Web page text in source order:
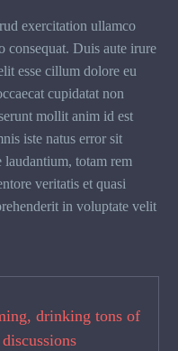
exercitation ullamco
consequat. Duis aute irure
esse cillum dolore eu
cupidatat non
mollit anim id est
iste natus error sit
laudantium, totam rem
veritatis et quasi
in voluptate velit
drinking tons of